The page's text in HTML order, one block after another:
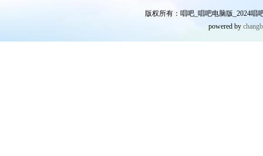
版权所有：唱吧_唱吧电脑版_2024唱
powered by